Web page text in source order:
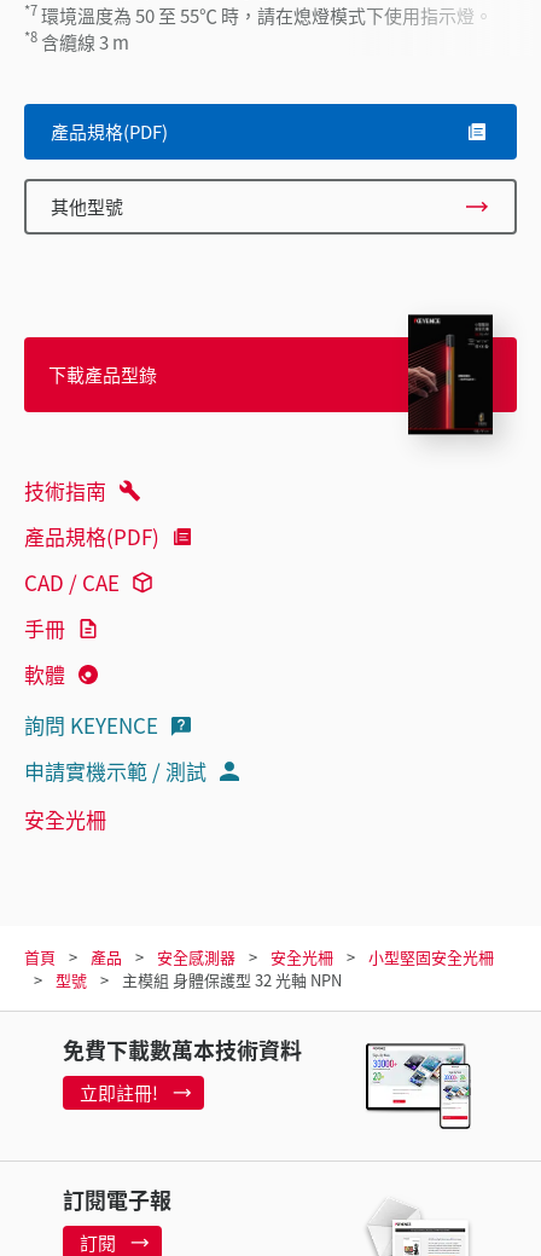
*7環境溫度為 50 至 55℃ 時，請在熄燈模式下使用指示燈。
*8 含纜線 3 m
產品規格(PDF)
其他型號
下載產品型錄
技術指南
產品規格(PDF)
CAD / CAE
手冊
軟體
詢問 KEYENCE
申請實機示範 / 測試
安全光柵
首頁 產品 安全感測器 安全光柵
小型堅固安全光柵
型號
主模組 身體保護型 32 光軸 NPN
免費下載數萬本技術資料
立即註冊!
訂閱電子報
訂閱